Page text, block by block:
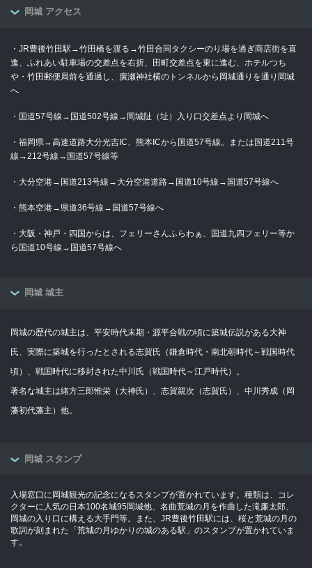
岡城 アクセス
・JR豊後竹田駅→竹田橋を渡る→竹田合同タクシーのり場を過ぎ商店街を直
進、ふれあい駐車場の交差点を右折、田町交差点を東に進む、ホテルつち
や・竹田郵便局前を通過し、廣瀬神社横のトンネルから岡城通りを通り岡城
へ
・国道57号線→国道502号線→岡城阯（址）入り口交差点より岡城へ
・福岡県→高速道路大分光吉IC、熊本ICから国道57号線。または国道211号
線→212号線→国道57号線等
・大分空港→国道213号線→大分空港道路→国道10号線→国道57号線へ
・熊本空港→県道36号線→国道57号線へ
・大阪・神戸・四国からは、フェリーさんふらわぁ、国道九四フェリー等か
ら国道10号線→国道57号線へ
岡城 城主
岡城の歴代の城主は、平安時代末期・源平合戦の頃に築城伝説がある大神
氏、実際に築城を行ったとされる志賀氏（鎌倉時代・南北朝時代～戦国時代
頃）、戦国時代に移封された中川氏（戦国時代～江戸時代）。
著名な城主は緒方三郎惟栄（大神氏）、志賀親次（志賀氏）、中川秀成（岡
藩初代藩主）他。
岡城 スタンプ
入場窓口に岡城観光の記念になるスタンプが置かれています。種類は、コレ
クターに人気の日本100名城95岡城他、名曲荒城の月を作曲した滝廉太郎、
岡城の入り口に構える大手門等。また、JR豊後竹田駅には、桜と荒城の月の
歌詞が刻まれた「荒城の月ゆかりの城のある駅」のスタンプが置かれていま
す。